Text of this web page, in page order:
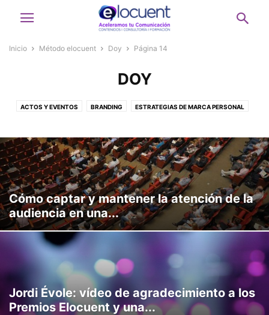
Inicio Método elocuent Doy Página 14
DOY
ACTOS Y EVENTOS BRANDING ESTRATEGIAS DE MARCA PERSONAL
Cómo captar y mantener la atención de la
audiencia en una...
Jordi Évole: vídeo de agradecimiento a los
Premios Elocuent y una...